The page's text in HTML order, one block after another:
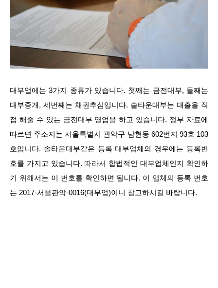
대부업에는 3가지 종류가 있습니다. 첫째는 금전대부, 둘째는
대부중개, 세번째는 채권추심입니다. 솔타운대부는 대출을 직
접 해줄 수 있는 금전대부 영업을 하고 있습니다. 정부 자료에
따르면 주소지는 서울특별시 관악구 남현동 602번지 93호 103
호입니다. 솔타운대부같은 등록 대부업체의 경우에는 등록번
호를 가지고 있습니다. 따라서 합법적인 대부업체인지 확인하
기 위해서는 이 번호를 확인하면 됩니다. 이 업체의 등록 번호
는 2017-서울관악-0016(대부업)이니 참고하시길 바랍니다.